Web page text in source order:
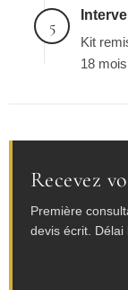
5
Kit
18
Recevez
Première
devis écrit.